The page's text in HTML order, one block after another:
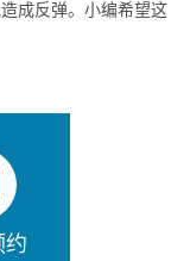
成反弹。小编希望这
约